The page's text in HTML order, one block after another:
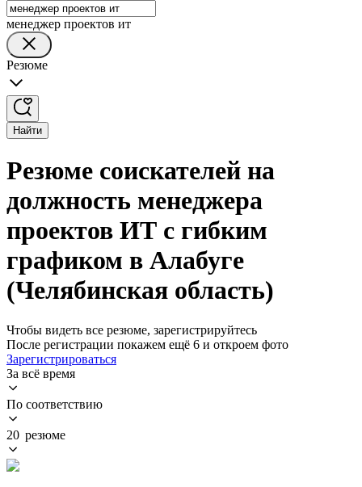
менеджер проектов ит
Резюме
Найти
Резюме соискателей на
должность менеджера
проектов ИТ с гибким
графиком в Алабуге
(Челябинская область)
Чтобы видеть все резюме, зарегистрируйтесь
После регистрации покажем ещё 6 и откроем фото
Зарегистрироваться
За всё время
По соответствию
20 резюме